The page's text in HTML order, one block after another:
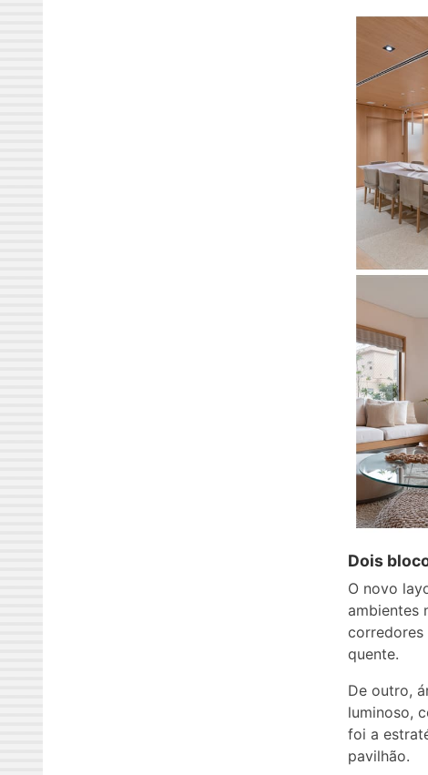
Dois
O novo
ambientes
corredores
quente.
De outro,
luminoso,
foi a
pavilhão.